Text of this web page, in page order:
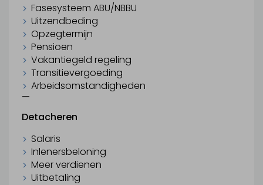
Fasesysteem ABU/NBBU
Uitzendbeding
Opzegtermijn
Pensioen
Vakantiegeld regeling
Transitievergoeding
Arbeidsomstandigheden
—
Detacheren
Salaris
Inlenersbeloning
Meer verdienen
Uitbetaling